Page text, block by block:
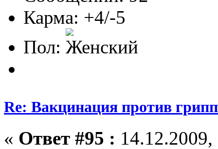
Карма: +4/-5
Пол:
Re: Вакцинация против
« Ответ #95 :